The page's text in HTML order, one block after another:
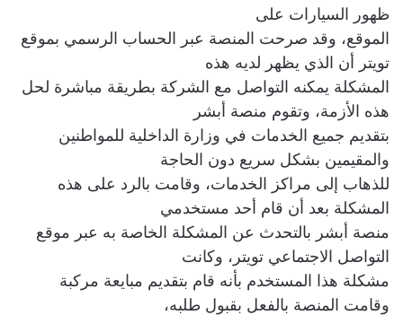
ظهور السيارات على
الموقع، وقد صرحت المنصة عبر الحساب الرسمي بموقع
تويتر أن الذي يظهر لديه هذه
المشكلة يمكنه التواصل مع الشركة بطريقة مباشرة لحل
هذه الأزمة، وتقوم منصة أبشر
بتقديم جميع الخدمات في وزارة الداخلية للمواطنين
والمقيمين بشكل سريع دون الحاجة
للذهاب إلى مراكز الخدمات، وقامت بالرد على هذه
المشكلة بعد أن قام أحد مستخدمي
منصة أبشر بالتحدث عن المشكلة الخاصة به عبر موقع
التواصل الاجتماعي تويتر، وكانت
مشكلة هذا المستخدم بأنه قام بتقديم مبايعة مركبة
وقامت المنصة بالفعل بقبول طلبه،